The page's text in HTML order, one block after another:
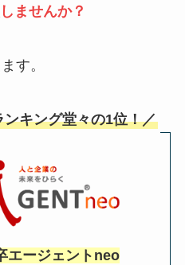
ませんか？
す。
キング堂々の1位！／
ージェントneo